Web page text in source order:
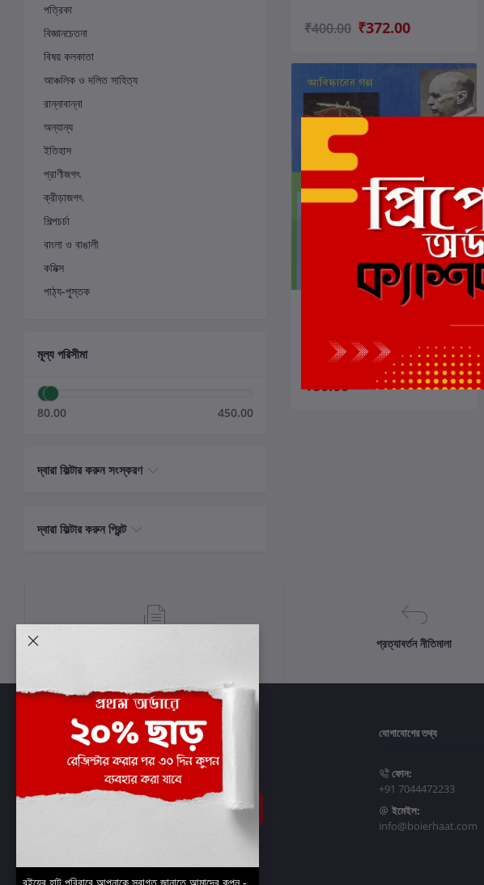
পত্রিকা
বিজ্ঞানচেতনা
বিষয় কলকাতা
আঞ্চলিক ও দলিত সাহিত্য
রান্নাবান্না
অন্যান্য
ইতিহাস
প্রাণীজগৎ
ক্রীড়াজগৎ
শিল্পচর্চা
বাংলা ও বাঙালী
কমিক্স
পাঠ্য-পুস্তক
মূল্য পরিসীমা
80.00 450.00
দ্বারা ফিল্টার করুন সংস্করণ
দ্বারা ফিল্টার করুন প্রিন্ট
₹400.00 ₹372.00
কার্টে যোগ করুন
ডাঃ. বিশ্বনাথ চক্রবর্তী
₹80.00
প্রত্যাবর্তন নীতিমালা
সাবস্ক্রাইব
যোগাযোগের তথ্য
ফোন:
+91 7044472233
ইমেইল:
info@boierhaat.com